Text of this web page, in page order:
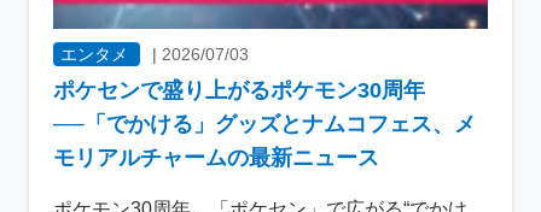
エンタメ | 2026/07/03
ポケセンで盛り上がるポケモン30周年
──「でかける」グッズとナムコフェス、メ
モリアルチャームの最新ニュース